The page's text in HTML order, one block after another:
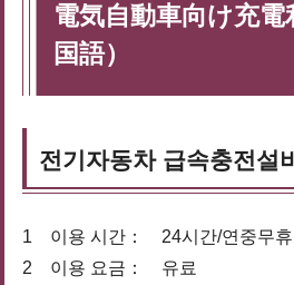
電気自動車向け充
国語）
전기자동차 급속충전설
1 이용 시간： 24시간/연중무휴
2 이용 요금： 유료